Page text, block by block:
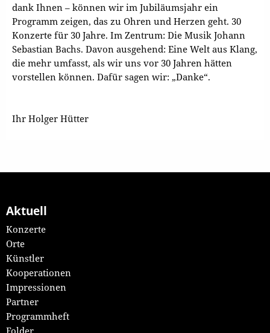
dank Ihnen – können wir im Jubiläumsjahr ein
Programm zeigen, das zu Ohren und Herzen geht. 30
Konzerte für 30 Jahre. Im Zentrum: Die Musik Johann
Sebastian Bachs. Davon ausgehend: Eine Welt aus Klang,
die mehr umfasst, als wir uns vor 30 Jahren hätten
vorstellen können. Dafür sagen wir: „Danke“.
Ihr Holger Hütter
Aktuell
Konzerte
Orte
Künstler
Kooperationen
Impressionen
Partner
Programmheft